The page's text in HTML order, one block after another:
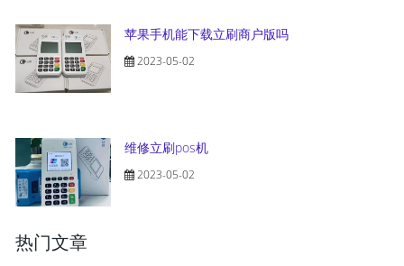
苹果手机能下载立刷商户版吗
2023-05-02
维修立刷pos机
2023-05-02
热门文章